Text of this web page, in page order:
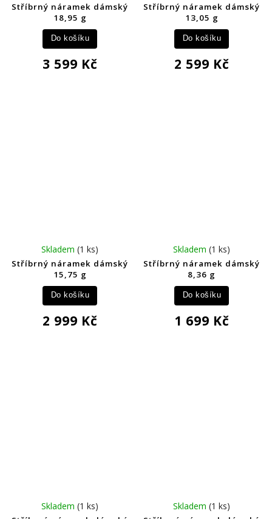
Stříbrný náramek dámský
18,95 g
3 599 Kč
Do košíku
Stříbrný náramek dámský
13,05 g
2 599 Kč
Do košíku
Stříbrný náramek dámský
15,75 g
Skladem(1 ks)
2 999 Kč
Do košíku
Stříbrný náramek dámský
8,36 g
Skladem(1 ks)
1 699 Kč
Do košíku
Skladem(1 ks) Skladem(1 ks)